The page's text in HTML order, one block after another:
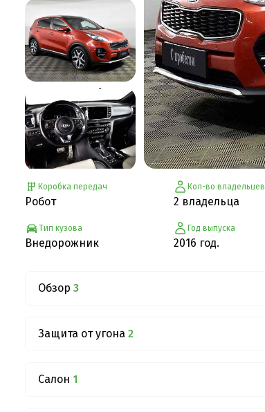
Коробка передач
Робот
Тип кузова
Внедорожник
Кол-во владельцев
2 владельца
Год выпуска
2016 год.
Обзор 3
Защита от угона 2
Салон 1